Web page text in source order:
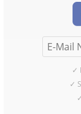
✓
✓